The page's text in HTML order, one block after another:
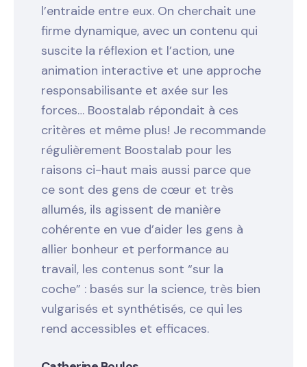
l’entraide entre eux. On cherchait une
firme dynamique, avec un contenu qui
suscite la réflexion et l’action, une
animation interactive et une approche
responsabilisante et axée sur les
forces… Boostalab répondait à ces
critères et même plus! Je recommande
régulièrement Boostalab pour les
raisons ci-haut mais aussi parce que
ce sont des gens de cœur et très
allumés, ils agissent de manière
cohérente en vue d’aider les gens à
allier bonheur et performance au
travail, les contenus sont “sur la
coche” : basés sur la science, très bien
vulgarisés et synthétisés, ce qui les
rend accessibles et efficaces.